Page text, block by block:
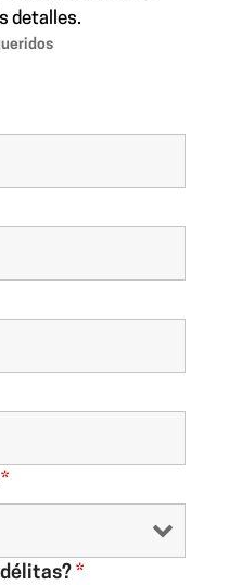
detalles.
*
*